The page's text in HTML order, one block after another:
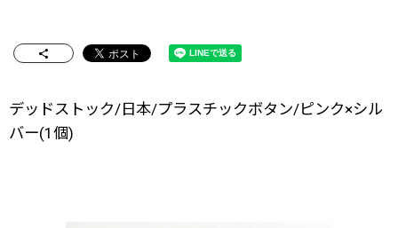
デッドストック/日本/プラスチックボタン/ピンク×シル
バー(1個)